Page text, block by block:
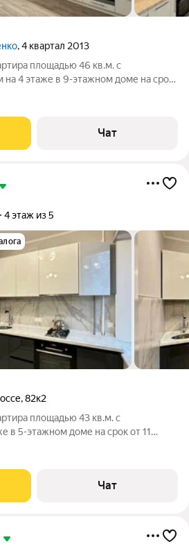
, 4 квартал 2013
площадью 46 кв.м. с
на 4 этаже в 9-этажном доме на срок
окна
Чат
4 этаж из 5
,82к2
площадью 43 кв.м. с
в 5-этажном доме на срок от 11
во двор. Во
Чат